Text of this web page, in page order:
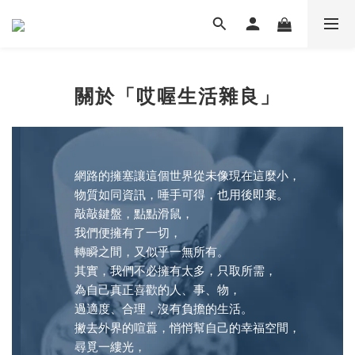
關於「哎喔生活雜良」
網路的擁塞讓這個世界從未像現在這麼小，
物質如同資訊，唾手可得，也用後即棄。
敲敲鍵盤，點點滑鼠，
我們便擁有了一切，
轉瞬之間，又似乎一無所有。
其實，我們不必擁有太多，只取所需，
為自己真正喜歡的人、事、物，
過適度、合理，沒有負擔的生活。
撇去外界的喧囂，悄悄幫自己的幸福空間，
尋覓一縷光，